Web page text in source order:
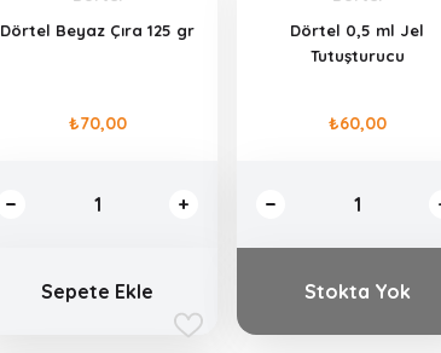
Dörtel Beyaz Çıra 125 gr
₺70,00
Sepete Ekle
Dörtel 0,5 ml Jel
Tutuşturucu
₺60,00
Stokta Yok